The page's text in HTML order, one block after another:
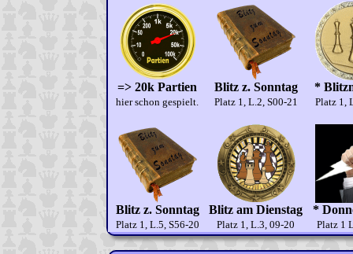
=> 20k Partien
hier schon gespielt.
Blitz z. Sonntag
Platz 1, L.2, S00-21
*
Platz 1,
Blitz z. Sonntag
Platz 1, L.5, S56-20
Blitz am Dienstag
Platz 1, L.3, 09-20
*
Platz 1